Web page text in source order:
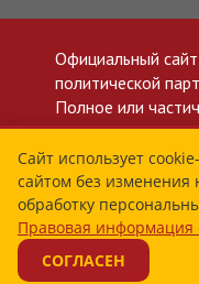
Официальный
политической
Полное или
приветствуется
Политика в
данных
Все материалы
лицензии Creative
Сайт использует
сайтом без изменения
обработку
Правовая информация
СОГЛАСЕН